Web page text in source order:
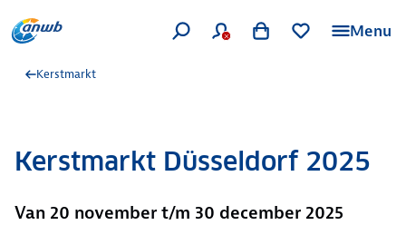
Menu
Kerstmarkt
Kerstmarkt Düsseldorf 2025
Van 20 november t/m 30 december 2025